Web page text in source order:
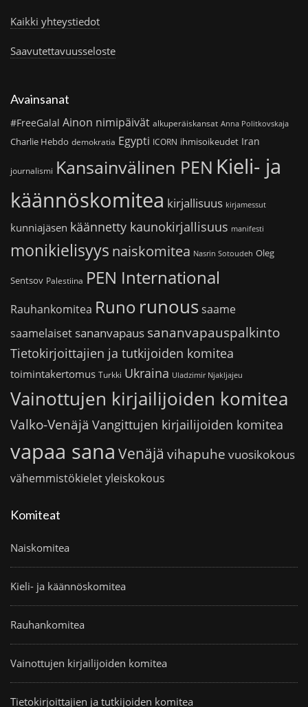
Kaikki yhteystiedot
Saavutettavuusseloste
Avainsanat
#FreeGalal Ainon nimipäivät alkuperäiskansat Anna Politkovskaja
Charlie Hebdo demokratia Egypti ICORN ihmisoikeudet Iran
journalismi Kansainvälinen PEN Kieli- ja
käännöskomitea kirjallisuus kirjamessut
kunniajäsen käännetty kaunokirjallisuus manifesti
monikielisyys naiskomitea Nasrin Sotoudeh Oleg
Sentsov Palestiina PEN International
Rauhankomitea Runo runoussaame
saamelaiset sananvapaus sananvapauspalkinto
Tietokirjoittajien ja tutkijoiden komitea
toimintakertomus Turkki Ukraina Uladzimir Njakljajeu
Vainottujen kirjailijoiden komitea
Valko-Venäjä Vangittujen kirjailijoiden komitea
vapaa sana Venäjä vihapuhe vuosikokous
vähemmistökieletyleiskokous
Komiteat
Naiskomitea
Kieli- ja käännöskomitea
Rauhankomitea
Vainottujen kirjailijoiden komitea
Tietokirjoittajien ja tutkijoiden komitea